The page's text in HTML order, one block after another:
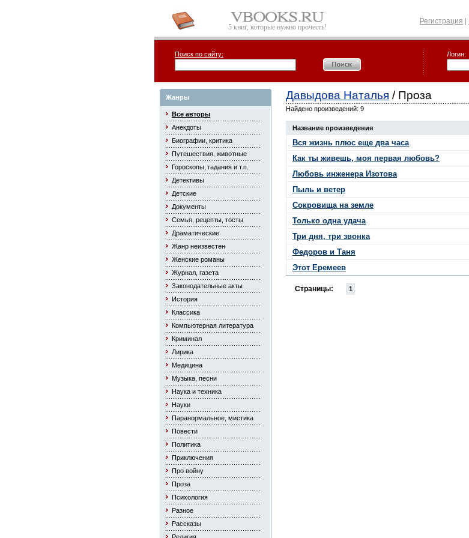
5 книг, которые нужно прочесть!
Регистрация
Поиск по сайту: Логин:
Жанры
Все авторы
Анекдоты
Биографии, критика
Путешествия, животные
Гороскопы, гадания и т.п.
Детективы
Детские
Документы
Семья, рецепты, тосты
Драматические
Жанр неизвестен
Женские романы
Журнал, газета
Законодательные акты
История
Классика
Компьютерная литература
Криминал
Лирика
Медицина
Музыка, песни
Наука и техника
Науки
Паранормальное, мистика
Повести
Политика
Приключения
Про войну
Проза
Психология
Разное
Рассказы
Давыдова Наталья / Проза
Найдено произведений: 9
Название произведения
Вся жизнь плюс еще два часа
Как ты живешь, моя первая любовь?
Любовь инженера Изотова
Пыль и ветер
Сокровища на земле
Только одна удача
Три дня, три звонка
Федоров и Таня
Этот Еремеев
Страницы: 1